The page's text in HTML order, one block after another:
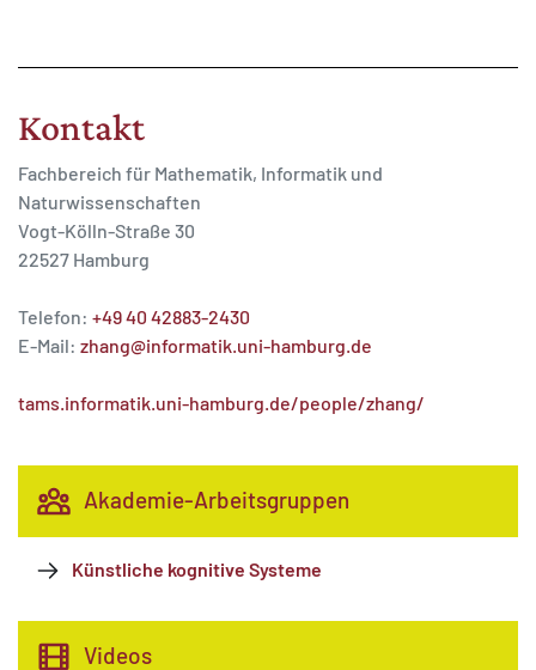
Kontakt
Fachbereich für Mathematik, Informatik und
Naturwissenschaften
Vogt-Kölln-Straße 30
22527 Hamburg
Telefon: +49 40 42883-2430
E-Mail: zhang@informatik.uni-hamburg.de
tams.informatik.uni-hamburg.de/people/zhang/
Akademie-Arbeitsgruppen
Künstliche kognitive Systeme
Videos